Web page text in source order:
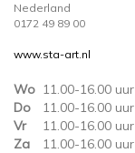
Nederland
0172 49 89 00
www.sta-art.nl
Wo 11.00-16.00 uur
Do
11.00-16.00 uur
Vr
11.00-16.00 uur
Za
11.00-16.00 uur